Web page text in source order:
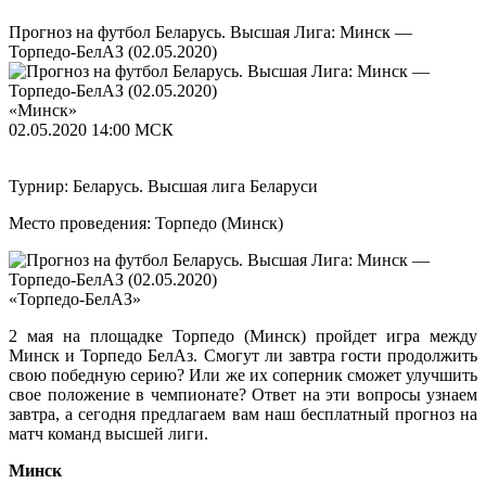
Прогноз на футбол Беларусь. Высшая Лига: Минск —
Торпедо-БелАЗ (02.05.2020)
«Минск»
02.05.2020 14:00 МСК
Турнир: Беларусь. Высшая лига Беларуси
Место проведения: Торпедо (Минск)
«Торпедо-БелАЗ»
2 мая на площадке Торпедо (Минск) пройдет игра между
Минск и Торпедо БелАз. Смогут ли завтра гости продолжить
свою победную серию? Или же их соперник сможет улучшить
свое положение в чемпионате? Ответ на эти вопросы узнаем
завтра, а сегодня предлагаем вам наш бесплатный прогноз на
матч команд высшей лиги.
Минск